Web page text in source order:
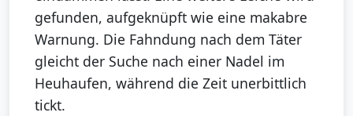
gefunden, aufgeknüpft wie eine makabre
Warnung. Die Fahndung nach dem Täter
gleicht der Suche nach einer Nadel im
Heuhaufen, während die Zeit unerbittlich
tickt.